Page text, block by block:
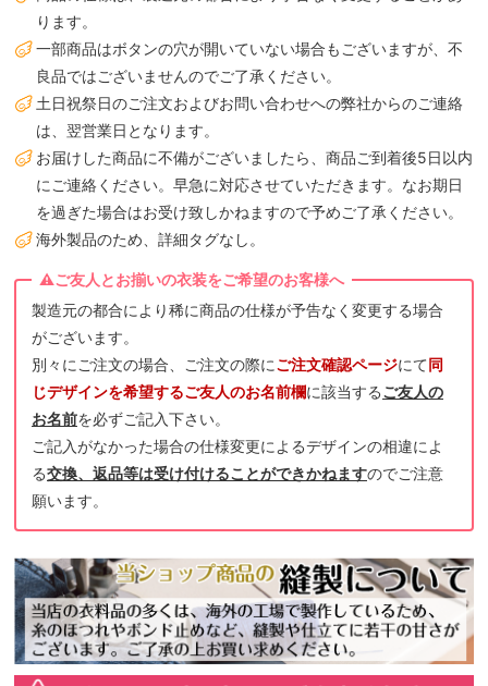
ります。
一部商品はボタンの穴が開いていない場合もございますが、不
良品ではございませんのでご了承ください。
土日祝祭日のご注文およびお問い合わせへの弊社からのご連絡
は、翌営業日となります。
お届けした商品に不備がございましたら、商品ご到着後5日以内
にご連絡ください。早急に対応させていただきます。なお期日
を過ぎた場合はお受け致しかねますので予めご了承ください。
海外製品のため、詳細タグなし。
製造元の都合により稀に商品の仕様が予告なく変更する場合
がございます。
別々にご注文の場合、ご注文の際にご注文確認ページにて同
じデザインを希望するご友人のお名前欄に該当するご友人の
お名前を必ずご記入下さい。
ご記入がなかった場合の仕様変更によるデザインの相違によ
る交換、返品等は受け付けることができかねますのでご注意
願います。